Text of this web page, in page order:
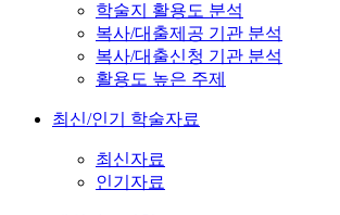
학술지 활용도 분석
복사/대출제공 기관 분석
복사/대출신청 기관 분석
활용도 높은 주제
최신/인기 학술자료
최신자료
인기자료